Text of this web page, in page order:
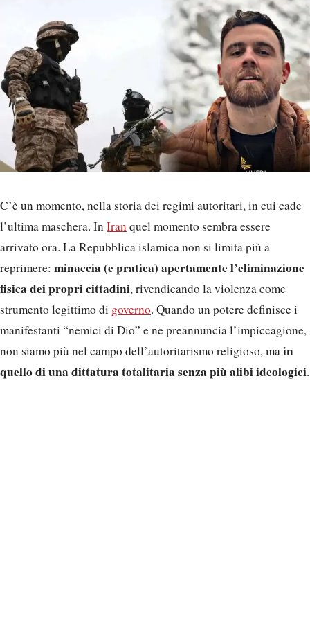
C’è un momento, nella storia dei regimi autoritari, in cui cade
l’ultima maschera. InIranquel momento sembra essere
arrivato ora. La Repubblica islamica non si limita più a
reprimere: minaccia (e pratica) apertamente l’eliminazione
fisica dei propri cittadini, rivendicando la violenza come
strumento legittimo di governo. Quando un potere definisce i
manifestanti “nemici di Dio” e ne preannuncia l’impiccagione,
non siamo più nel campo dell’autoritarismo religioso, main
quello di una dittatura totalitaria senza più alibi ideologici.